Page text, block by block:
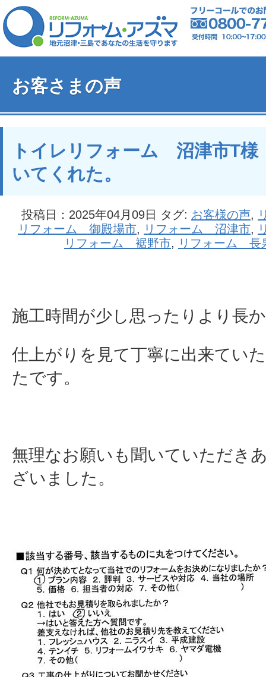
お客さまの声
トイレリフォーム 沼津市T
いてくれた。
投稿日：2025年04月09日 タグ: お客様の声,
リフォーム 御殿場市, リフォーム 沼津市,
リフォーム 裾野市, リフォーム 長
施工時間が少し思ったりより長
仕上がりを見て丁寧に出来てい
たです。
無理なお願いも聞いていただき
ざいました。